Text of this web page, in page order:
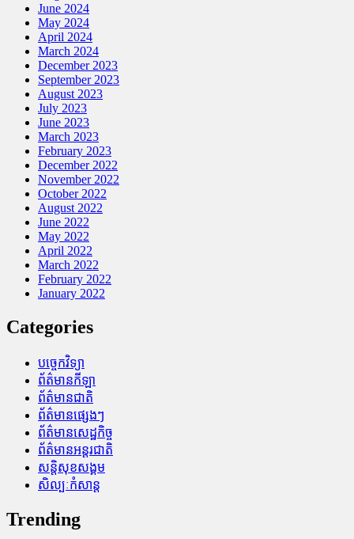
June 2024
May 2024
April 2024
March 2024
December 2023
September 2023
August 2023
July 2023
June 2023
March 2023
February 2023
December 2022
November 2022
October 2022
August 2022
June 2022
May 2022
April 2022
March 2022
February 2022
January 2022
Categories
បច្ចេកវិទ្យា
ព័ត៌មានកីឡា
ព័ត៌មានជាតិ
ព័ត៌មានផ្សេងៗ
ព័ត៌មានសេដ្ឋកិច្ច
ព័ត៌មានអន្តរជាតិ
សន្តិសុខសង្គម
សិល្បៈកំសាន្ត
Trending